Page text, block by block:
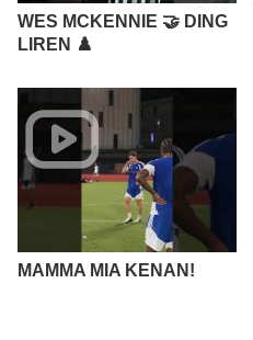
WES MCKENNIE 🤝 DING
LIREN ♟️
MAMMA MIA KENAN!